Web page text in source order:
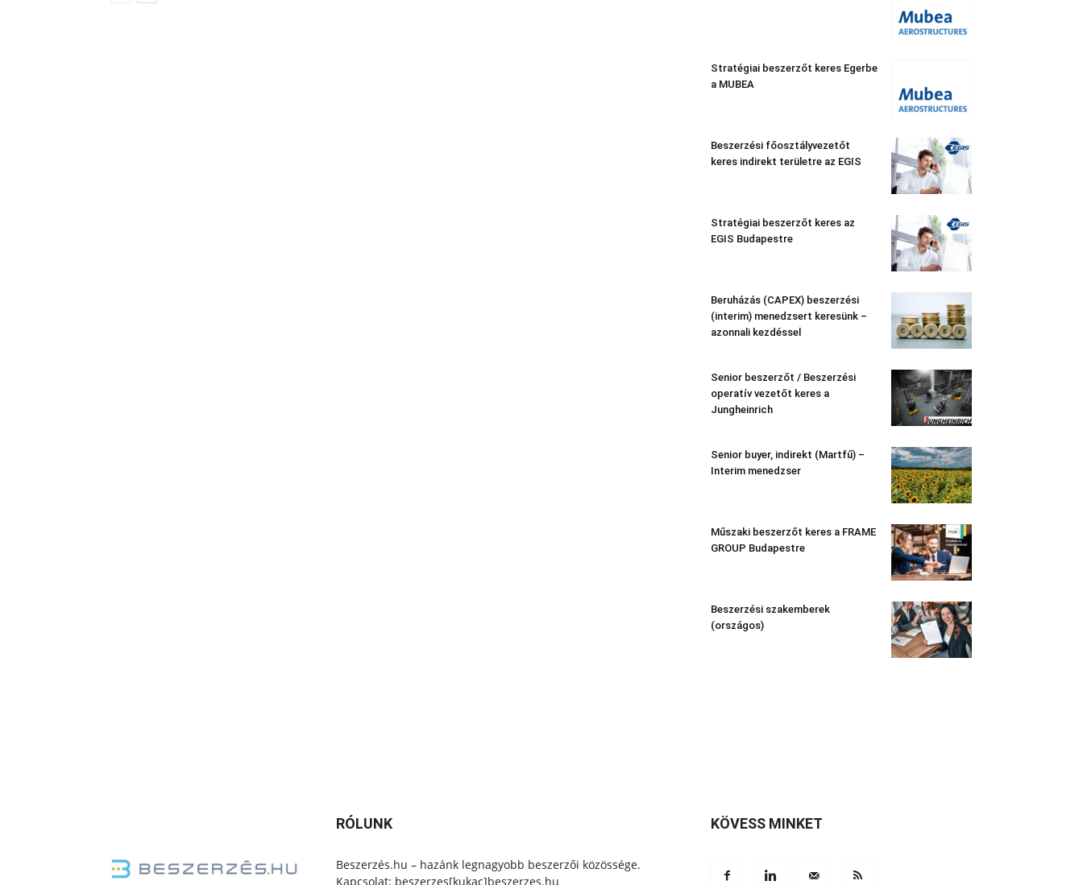
Stratégiai beszerzőt keres Egerbe
a MUBEA
Beszerzési főosztályvezetőt
keres indirekt területre az EGIS
Stratégiai beszerzőt keres az
EGIS Budapestre
Beruházás (CAPEX) beszerzési
(interim) menedzsert keresünk –
azonnali kezdéssel
Senior beszerzőt / Beszerzési
operatív vezetőt keres a
Jungheinrich
Senior buyer, indirekt (Martfű) –
Interim menedzser
Műszaki beszerzőt keres a FRAME
GROUP Budapestre
Beszerzési szakemberek
(országos)
RÓLUNK
Beszerzés.hu – hazánk legnagyobb beszerzői közössége.
Kapcsolat: beszerzes[kukac]beszerzes.hu
KÖVESS MINKET